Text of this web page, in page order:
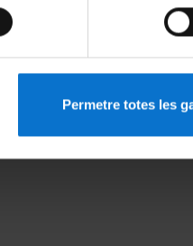
Permetre totes les
Institutional